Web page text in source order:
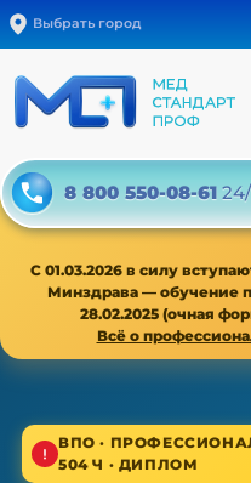
Выбрать город
8 800 550-08-61
С 01.03.2026 в силу
Минздрава — обучение
28.02.2025 (очная
Всё о
ВПО ·
504 Ч · ДИПЛОМ